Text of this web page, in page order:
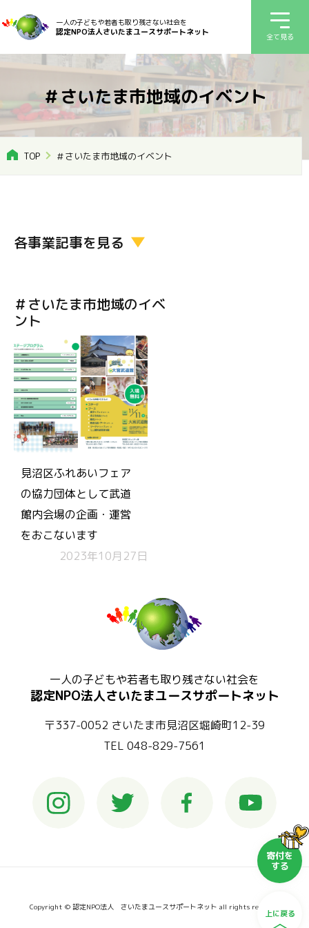
一人の子どもや若者も取り残さない社会を
認定NPO法人さいたまユースサポートネット 全て見る
＃さいたま市地域のイベント
TOP ＃さいたま市地域のイベント
各事業記事を見る
＃さいたま市地域のイベ
ント
見沼区ふれあいフェア
の協力団体として武道
館内会場の企画・運営
をおこないます
2023年10月27日
寄付を
する
上に戻る
一人の子どもや若者も取り残さない社会を
認定NPO法人さいたまユースサポートネット
〒337-0052 さいたま市見沼区堀崎町12-39
TEL 048-829-7561
Copyright © 認定NPO法人 さいたまユースサポートネット all rights reserved